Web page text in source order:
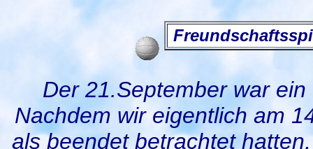
Der 21.September war
Nachdem wir eigentlich am
als beendet betrachtet